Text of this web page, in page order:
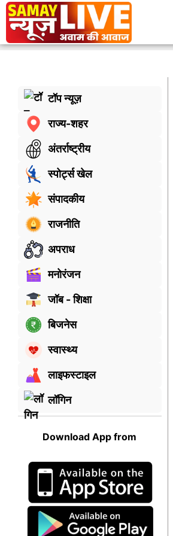
टॉप न्यूज़
राज्य-शहर
अंतर्राष्ट्रीय
स्पोर्ट्स खेल
संपादकीय
राजनीति
अपराध
मनोरंजन
जॉब - शिक्षा
बिजनेस
स्वास्थ्य
लाइफस्टाइल
लॉगिन
Download App from